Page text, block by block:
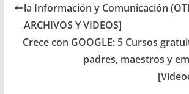
la Información y Comunicación
ARCHIVOS Y VIDEOS]
Crece con GOOGLE: 5 Cursos
padres, maestros y